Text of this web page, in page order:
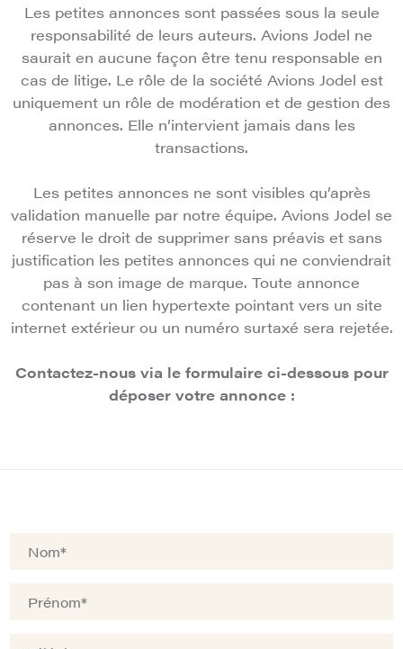
Les petites annonces sont passées sous la seule
responsabilité de leurs auteurs. Avions Jodel ne
saurait en aucune façon être tenu responsable en
cas de litige. Le rôle de la société Avions Jodel est
uniquement un rôle de modération et de gestion des
annonces. Elle n’intervient jamais dans les
transactions.
Les petites annonces ne sont visibles qu’après
validation manuelle par notre équipe. Avions Jodel se
réserve le droit de supprimer sans préavis et sans
justification les petites annonces qui ne conviendrait
pas à son image de marque. Toute annonce
contenant un lien hypertexte pointant vers un site
internet extérieur ou un numéro surtaxé sera rejetée.
Contactez-nous via le formulaire ci-dessous pour
déposer votre annonce :